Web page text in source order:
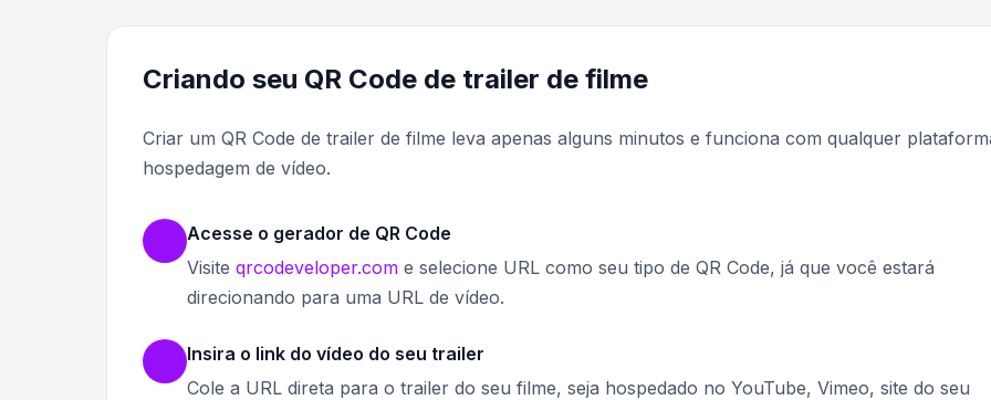
Criando seu QR Code de trailer de filme
Criar um QR Code de trailer de filme leva apenas alguns minutos e funciona com qualquer
hospedagem de vídeo.
Acesse o gerador de QR Code
Visite qrcodeveloper.com e selecione URL como seu tipo de QR Code, já que você estará
direcionando para uma URL de vídeo.
Insira o link do vídeo do seu trailer
Cole a URL direta para o trailer do seu filme, seja hospedado no YouTube, Vimeo, site do seu